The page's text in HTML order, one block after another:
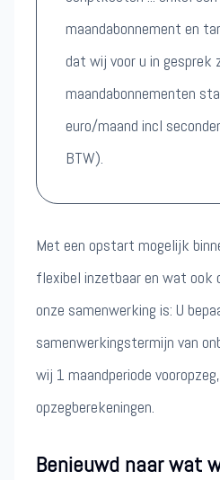
maandabonnement en
dat wij voor u in gesprek
maandabonnementen
euro/maand incl
BTW).
Met een opstart mogelijk
flexibel inzetbaar en wat ook
onze samenwerking is: U
samenwerkingstermijn van
wij 1 maandperiode
opzegberekeningen.
Benieuwd naar wat